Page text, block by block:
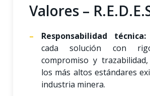
Valores –
Responsabilidad técnica:
cada solución con
compromiso y
los más altos estándares
industria minera.